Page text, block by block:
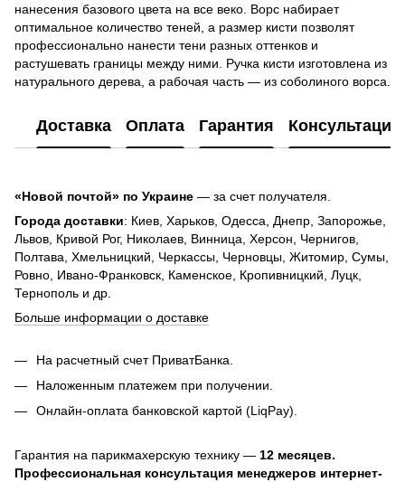
нанесения базового цвета на все веко. Ворс набирает
оптимальное количество теней, а размер кисти позволят
профессионально нанести тени разных оттенков и
растушевать границы между ними. Ручка кисти изготовлена из
натурального дерева, а рабочая часть — из соболиного ворса.
Доставка Оплата Гарантия Консультация
«Новой почтой» по Украине — за счет получателя.
Города доставки: Киев, Харьков, Одесса, Днепр, Запорожье,
Львов, Кривой Рог, Николаев, Винница, Херсон, Чернигов,
Полтава, Хмельницкий, Черкассы, Черновцы, Житомир, Сумы,
Ровно, Ивано-Франковск, Каменское, Кропивницкий, Луцк,
Тернополь и др.
Больше информации о доставке
На расчетный счет ПриватБанка.
Наложенным платежем при получении.
Онлайн-оплата банковской картой (LiqPay).
Гарантия на парикмахерскую технику — 12 месяцев.
Профессиональная консультация менеджеров интернет-